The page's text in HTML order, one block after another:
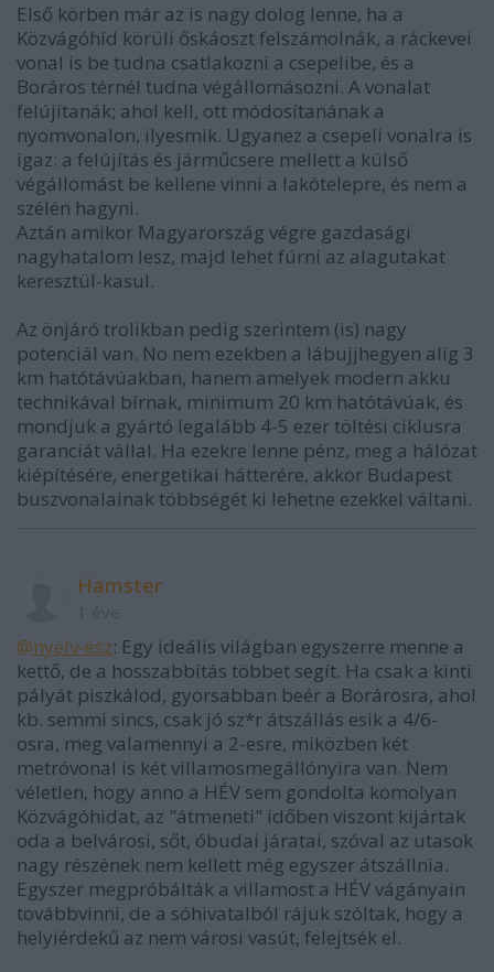
Első körben már az is nagy dolog lenne, ha a
Közvágóhíd körüli őskáoszt felszámolnák, a ráckevei
vonal is be tudna csatlakozni a csepelibe, és a
Boráros térnél tudna végállomásozni. A vonalat
felújítanák; ahol kell, ott módosítanának a
nyomvonalon, ilyesmik. Ugyanez a csepeli vonalra is
igaz: a felújítás és járműcsere mellett a külső
végállomást be kellene vinni a lakótelepre, és nem a
szélén hagyni.
Aztán amikor Magyarország végre gazdasági
nagyhatalom lesz, majd lehet fúrni az alagutakat
keresztül-kasul.
Az önjáró trolikban pedig szerintem (is) nagy
potenciál van. No nem ezekben a lábujjhegyen alig 3
km hatótávúakban, hanem amelyek modern akku
technikával bírnak, minimum 20 km hatótávúak, és
mondjuk a gyártó legalább 4-5 ezer töltési ciklusra
garanciát vállal. Ha ezekre lenne pénz, meg a hálózat
kiépítésére, energetikai hátterére, akkor Budapest
buszvonalainak többségét ki lehetne ezekkel váltani.
Hamster
@nyelv-ész: Egy ideális világban egyszerre menne a
kettő, de a hosszabbítás többet segít. Ha csak a kinti
pályát piszkálod, gyorsabban beér a Borárosra, ahol
kb. semmi sincs, csak jó sz*r átszállás esik a 4/6-
osra, meg valamennyi a 2-esre, miközben két
metróvonal is két villamosmegállónyira van. Nem
véletlen, hogy anno a HÉV sem gondolta komolyan
Közvágóhidat, az "átmeneti" időben viszont kijártak
oda a belvárosi, sőt, óbudai járatai, szóval az utasok
nagy részének nem kellett még egyszer átszállnia.
Egyszer megpróbálták a villamost a HÉV vágányain
továbbvinni, de a sóhivatalból rájuk szóltak, hogy a
helyiérdekű az nem városi vasút, felejtsék el.